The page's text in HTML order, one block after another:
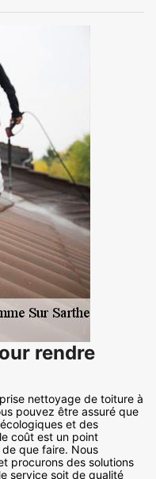
rendre
nettoyage de toiture à
pouvez être assuré que
et des
coût est un point
que faire. Nous
procurons des solutions
service soit de qualité